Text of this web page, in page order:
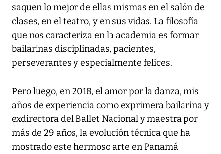
saquen lo mejor de ellas mismas en el salón de
clases, en el teatro, y en sus vidas. La filosofía
que nos caracteriza en la academia es formar
bailarinas disciplinadas, pacientes,
perseverantes y especialmente felices.
Pero luego, en 2018, el amor por la danza, mis
años de experiencia como exprimera bailarina y
exdirectora del Ballet Nacional y maestra por
más de 29 años, la evolución técnica que ha
mostrado este hermoso arte en Panamá